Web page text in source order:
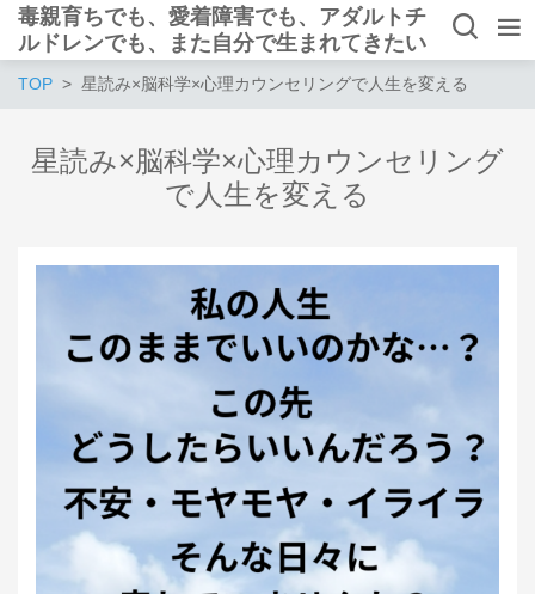
毒親育ちでも、愛着障害でも、アダルトチ
ルドレンでも、また自分で生まれてきたい
と思えるようになれる
TOP 星読み×脳科学×心理カウンセリングで人生を変える
星読み×脳科学×心理カウンセリング
で人生を変える